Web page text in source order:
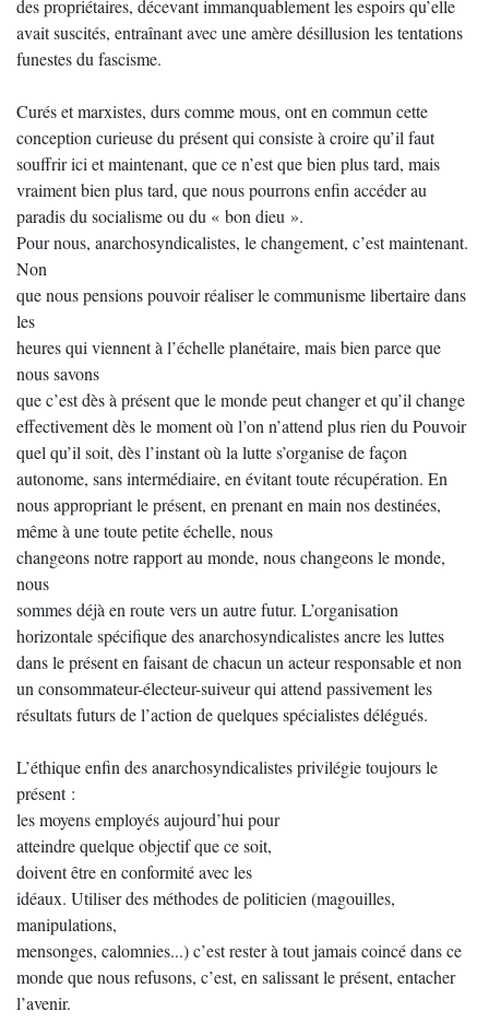
des propriétaires, décevant immanquablement les espoirs qu’elle
avait suscités, entraînant avec une amère désillusion les tentations
funestes du fascisme.
Curés et marxistes, durs comme mous, ont en commun cette
conception curieuse du présent qui consiste à croire qu’il faut
souffrir ici et maintenant, que ce n’est que bien plus tard, mais
vraiment bien plus tard, que nous pourrons enfin accéder au
paradis du socialisme ou du « bon dieu ».
Pour nous, anarchosyndicalistes, le changement, c’est maintenant.
Non
que nous pensions pouvoir réaliser le communisme libertaire dans
les
heures qui viennent à l’échelle planétaire, mais bien parce que
nous savons
que c’est dès à présent que le monde peut changer et qu’il change
effectivement dès le moment où l’on n’attend plus rien du Pouvoir
quel qu’il soit, dès l’instant où la lutte s’organise de façon
autonome, sans intermédiaire, en évitant toute récupération. En
nous appropriant le présent, en prenant en main nos destinées,
même à une toute petite échelle, nous
changeons notre rapport au monde, nous changeons le monde,
nous
sommes déjà en route vers un autre futur. L’organisation
horizontale spécifique des anarchosyndicalistes ancre les luttes
dans le présent en faisant de chacun un acteur responsable et non
un consommateur-électeur-suiveur qui attend passivement les
résultats futurs de l’action de quelques spécialistes délégués.
L’éthique enfin des anarchosyndicalistes privilégie toujours le
présent :
les moyens employés aujourd’hui pour
atteindre quelque objectif que ce soit,
doivent être en conformité avec les
idéaux. Utiliser des méthodes de politicien (magouilles,
manipulations,
mensonges, calomnies...) c’est rester à tout jamais coincé dans ce
monde que nous refusons, c’est, en salissant le présent, entacher
l’avenir.